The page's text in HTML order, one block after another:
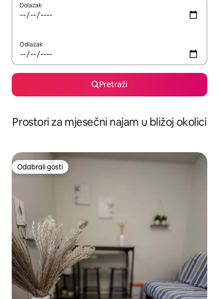
Dolazak
Odlazak
Pretraži
Prostori za mjesečni najam u bližoj okolici
Odabrali gosti
Odabrali gosti